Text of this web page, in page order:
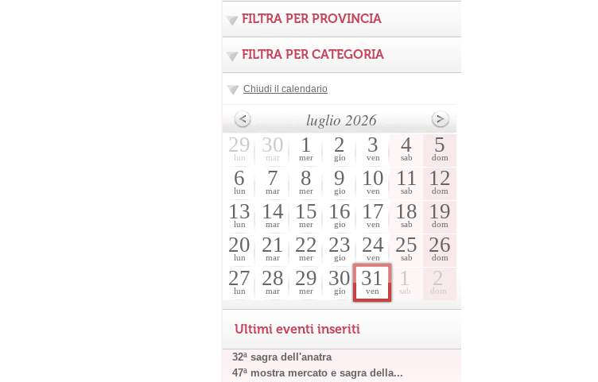
FILTRA PER PROVINCIA
FILTRA PER CATEGORIA
Chiudi il calendario
luglio 2026
29
lun
30
mar
1
mer
2
gio
3
ven
4
sab
5
dom
6
lun
7
mar
8
mer
9
gio
10
ven
11
sab
12
dom
13
lun
14
mar
15
mer
16
gio
17
ven
18
sab
19
dom
20
lun
21
mar
22
mer
23
gio
24
ven
25
sab
26
dom
27
lun
28
mar
29
mer
30
gio
31
ven
1
sab
2
dom
Ultimi eventi inseriti
32ª sagra dell'anatra
47ª mostra mercato e sagra della...